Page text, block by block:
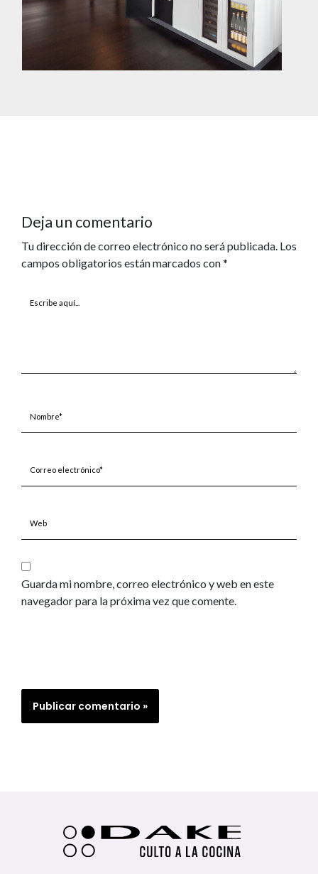
Deja un comentario
Tu dirección de correo electrónico no será publicada. Los
campos obligatorios están marcados con*
electrónico*
Guarda mi nombre, correo electrónico y web en este
navegador para la próxima vez que comente.